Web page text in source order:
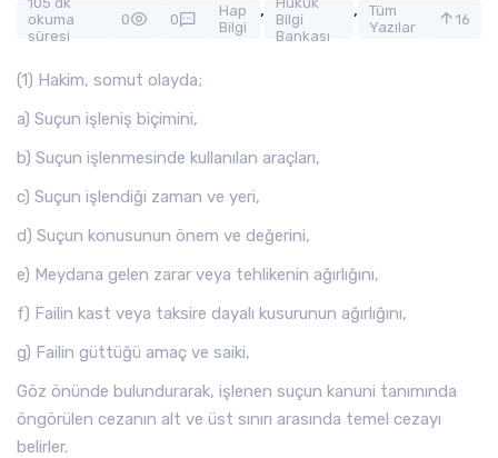
okuma
süresi
0 0
Hap
Bilgi
,
Bilgi
Bankası
,
Tüm
Yazılar
16
(1) Hakim, somut olayda;
a) Suçun işleniş biçimini,
b) Suçun işlenmesinde kullanılan araçları,
c) Suçun işlendiği zaman ve yeri,
d) Suçun konusunun önem ve değerini,
e) Meydana gelen zarar veya tehlikenin ağırlığını,
f) Failin kast veya taksire dayalı kusurunun ağırlığını,
g) Failin güttüğü amaç ve saiki,
Göz önünde bulundurarak, işlenen suçun kanuni tanımında
öngörülen cezanın alt ve üst sınırı arasında temel cezayı
belirler.